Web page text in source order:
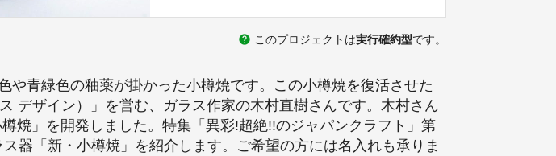
help このプロジェクトは実行確約型です。
青緑色の釉薬が掛かった小樽焼です。この小樽焼を復活させた
デザイン）」を営む、ガラス作家の木村直樹さんです。木村さん
焼」を開発しました。特集「異彩!超絶!!のジャパンクラフト」第
器「新・小樽焼」を紹介します。ご希望の方には名入れも承りま